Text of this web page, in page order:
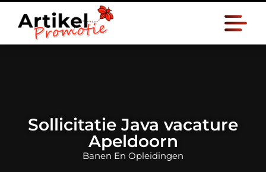
Sollicitatie Java vacature
Apeldoorn
Banen En Opleidingen